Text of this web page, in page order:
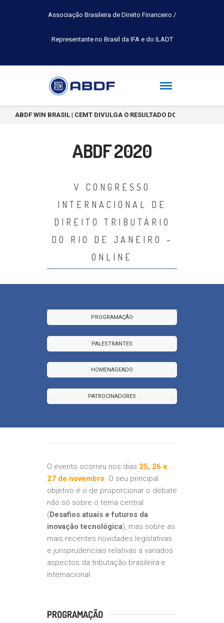
Associação Brasileira de Direito Financeiro /
Representante no Brasil da IFA e do ILADT
ABDF WIN BRASIL | CEMT DIVULGA O RESULTADO DO CONCURSO
ABDF 2020
V CONGRESSO
INTERNACIONAL DE
DIREITO TRIBUTÁRIO
DO RIO DE JANEIRO –
ONLINE
PROGRAMAÇÃO
PALESTRANTES
HOMENAGEADO
PATROCINADORES
O evento ocorreu nos dias 25, 26 e
27 de novembro. O seu principal
objetivo é o de proporcionar o debate
não só sobre o tema central
(Desafios atuais e futuros da
inovação tecnológica), mas sobre as
mais recentes novidades legislativas
e jurisprudenciais relativas a variados
aspectos da tributação brasileira e
internacional.
PROGRAMAÇÃO